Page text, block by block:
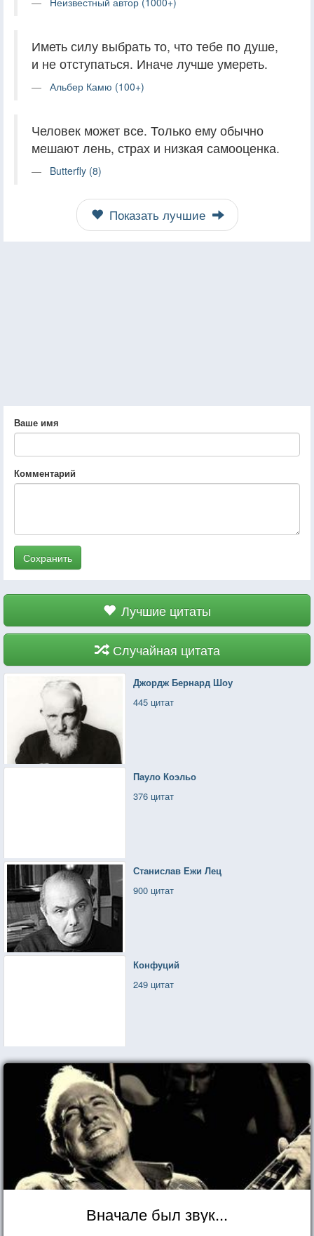
Иметь силу выбрать то, что тебе по душе,
и не отступаться. Иначе лучше умереть.
Альбер Камю (100+)
Человек может все. Только ему обычно
мешают лень, страх и низкая самооценка.
Butterfly (8)
Показать лучшие
Ваше имя
Комментарий
Сохранить
Лучшие цитаты
Случайная цитата
Джордж Бернард Шоу
445 цитат
Пауло Коэльо
376 цитат
Станислав Ежи Лец
900 цитат
Конфуций
249 цитат
Вначале был звук...